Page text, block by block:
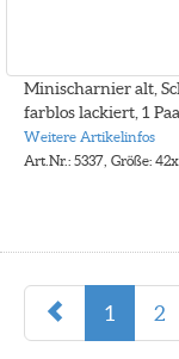
Minischarnier alt,
farblos lackiert, 1
Weitere Artikelinfos
Art.Nr.: 5337, Größe:
1 2